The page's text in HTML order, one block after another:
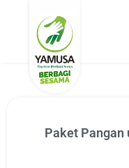
Paket Pangan